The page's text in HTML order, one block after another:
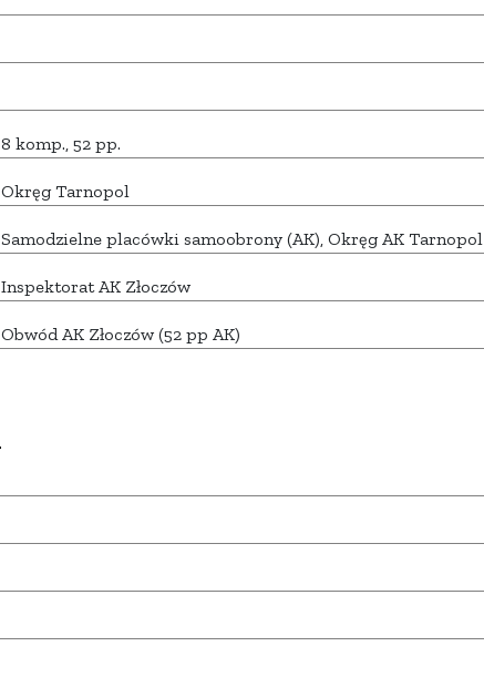
8 komp., 52 pp.
Okręg Tarnopol
Samodzielne placówki samoobrony (AK), Okręg AK Tarnopol
Inspektorat AK Złoczów
Obwód AK Złoczów (52 pp AK)